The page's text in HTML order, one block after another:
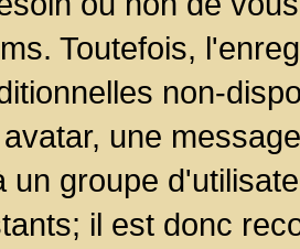
Toutefois,
non-
une
un groupe
il est donc